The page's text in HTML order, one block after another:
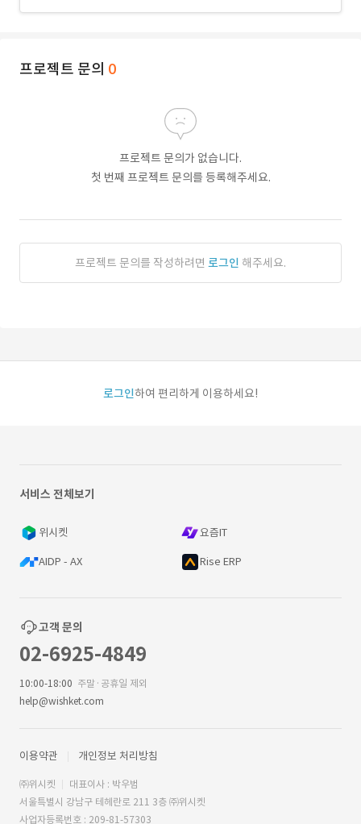
프로젝트 문의 0
프로젝트 문의가 없습니다.
첫 번째 프로젝트 문의를 등록해주세요.
프로젝트 문의를 작성하려면 로그인 해주세요.
로그인하여 편리하게 이용하세요!
서비스 전체보기
위시켓 요즘IT
AIDP - AX Rise ERP
고객 문의
02-6925-4849
10:00-18:00 주말·공휴일 제외
help@wishket.com
이용약관 개인정보 처리방침
㈜위시켓
대표이사 : 박우범
서울특별시 강남구 테헤란로 211 3층 ㈜위시켓
사업자등록번호 : 209-81-57303